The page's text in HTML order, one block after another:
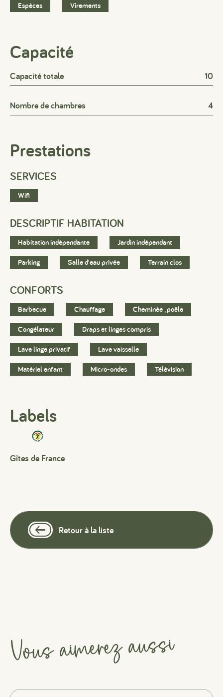
Espèces Virements
Capacité
Capacité totale 10
Nombre de chambres 4
Prestations
SERVICES
Wifi
DESCRIPTIF HABITATION
Habitation indépendante Jardin indépendant
Parking Salle d'eau privée Terrain clos
CONFORTS
Barbecue Chauffage Cheminée , poêle
Congélateur Draps et linges compris
Lave linge privatif Lave vaisselle
Matériel enfant Micro-ondes Télévision
Labels
Gîtes de France
Retour à la liste
Vous aimerez aussi
# #